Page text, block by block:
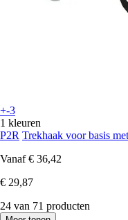
+-3
1 kleuren
P2R Trekhaak voor basis
Vanaf € 36,42
€ 29,87
24 van 71 producten